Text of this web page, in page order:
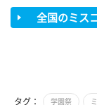
全国のミス
タグ： 学園祭